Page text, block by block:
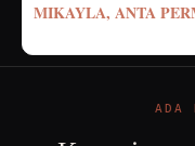
MIKAYLA, ANTA
ADA